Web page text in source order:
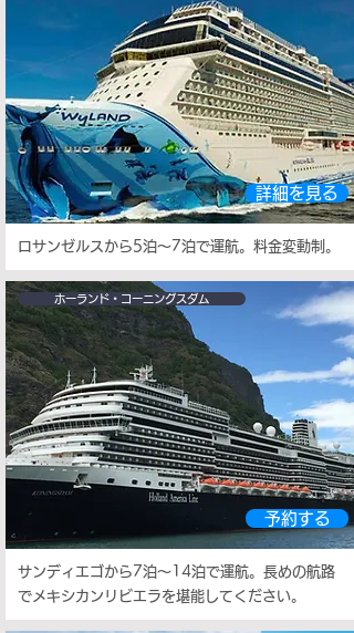
詳細を見る
ロサンゼルスから5泊～7泊で運航。料金変動制。
予約する
ホーランド・コーニングスダム
サンディエゴから7泊～14泊で運航。長めの航路
でメキシカンリビエラを堪能してください。